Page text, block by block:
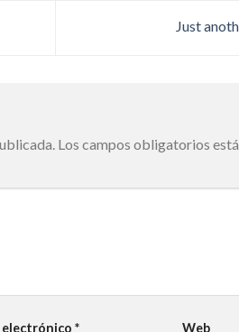
Just
Los campos obligatorios
electrónico * Web